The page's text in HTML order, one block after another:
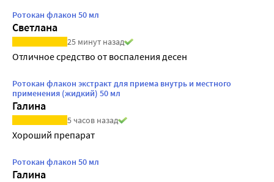
Ротокан флакон 50 мл
Светлана
25 минут назад
Отличное средство от воспаления десен
Ротокан флакон экстракт для приема внутрь и местного
применения (жидкий) 50 мл
Галина
5 часов назад
Хороший препарат
Ротокан флакон 50 мл
Галина